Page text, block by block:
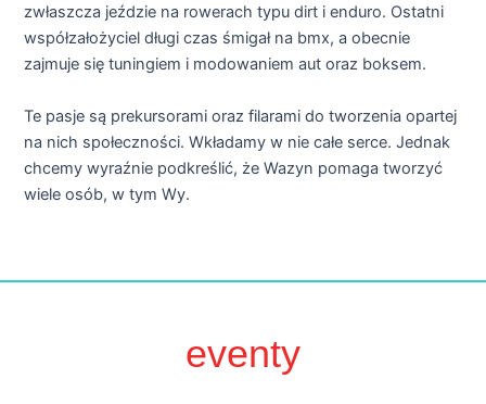
zwłaszcza jeździe na rowerach typu dirt i enduro. Ostatni
współzałożyciel długi czas śmigał na bmx, a obecnie
zajmuje się tuningiem i modowaniem aut oraz boksem.
Te pasje są prekursorami oraz filarami do tworzenia opartej
na nich społeczności. Wkładamy w nie całe serce. Jednak
chcemy wyraźnie podkreślić, że Wazyn pomaga tworzyć
wiele osób, w tym Wy.
eventy